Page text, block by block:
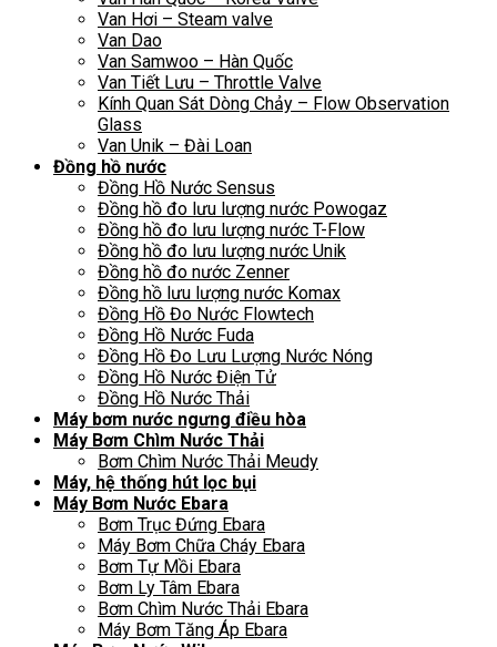
Van Hơi – Steam valve
Van Dao
Van Samwoo – Hàn Quốc
Van Tiết Lưu – Throttle Valve
Kính Quan Sát Dòng Chảy – Flow Observation
Glass
Van Unik – Đài Loan
Đồng hồ nước
Đồng Hồ Nước Sensus
Đồng hồ đo lưu lượng nước Powogaz
Đồng hồ đo lưu lượng nước T-Flow
Đồng hồ đo lưu lượng nước Unik
Đồng hồ đo nước Zenner
Đồng hồ lưu lượng nước Komax
Đồng Hồ Đo Nước Flowtech
Đồng Hồ Nước Fuda
Đồng Hồ Đo Lưu Lượng Nước Nóng
Đồng Hồ Nước Điện Tử
Đồng Hồ Nước Thải
Máy bơm nước ngưng điều hòa
Máy Bơm Chìm Nước Thải
Bơm Chìm Nước Thải Meudy
Máy, hệ thống hút lọc bụi
Máy Bơm Nước Ebara
Bơm Trục Đứng Ebara
Máy Bơm Chữa Cháy Ebara
Bơm Tự Mồi Ebara
Bơm Ly Tâm Ebara
Bơm Chìm Nước Thải Ebara
Máy Bơm Tăng Áp Ebara